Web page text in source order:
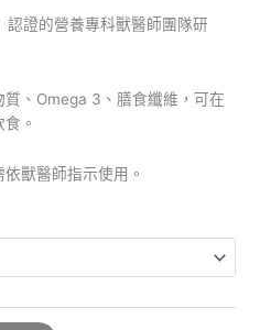
證的營養專科獸醫師團隊研
、Omega 3、膳食纖維，可在
。
獸醫師指示使用。